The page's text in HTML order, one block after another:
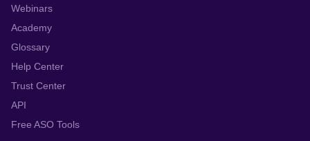
Webinars
Academy
Glossary
Help Center
Trust Center
API
Free ASO Tools